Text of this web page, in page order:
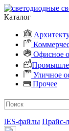
Каталог
Офисное
Уличное
Прочее
IES-файлы Прайс-